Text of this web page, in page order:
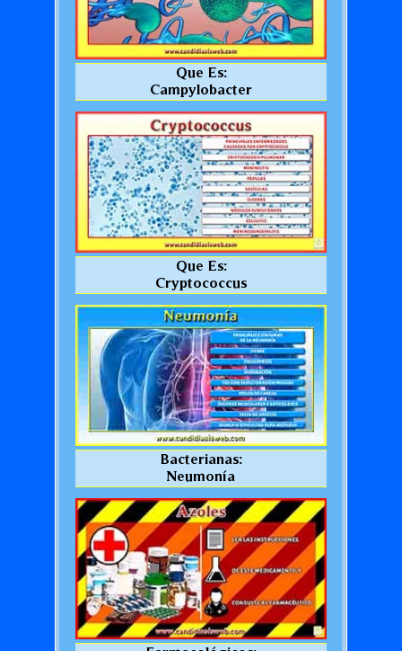
Que Es:
Campylobacter
Que Es:
Cryptococcus
Bacterianas:
Neumonía